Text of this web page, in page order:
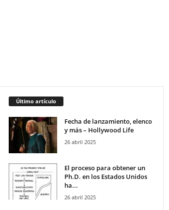
Último artículo
Fecha de lanzamiento, elenco
y más – Hollywood Life
26 abril 2025
El proceso para obtener un
Ph.D. en los Estados Unidos
ha...
26 abril 2025